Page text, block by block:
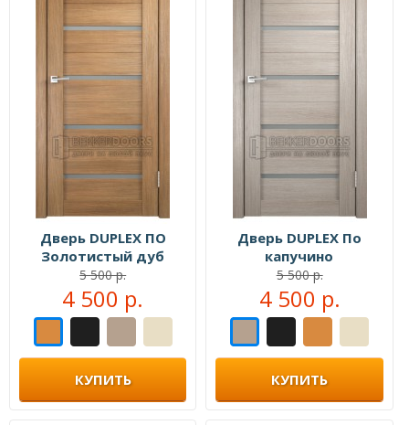
Дверь DUPLEX ПО
Золотистый дуб
5 500 р.
4 500 р.
КУПИТЬ
Дверь DUPLEX По
капучино
5 500 р.
4 500 р.
КУПИТЬ